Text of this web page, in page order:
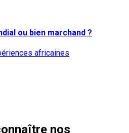
ou bien marchand ?
africaines
nos